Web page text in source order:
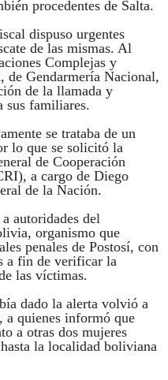
procedentes de Salta.
dispuso urgentes
de las mismas. Al
Complejas y
de Gendarmería Nacional,
de la llamada y
sus familiares.
se trataba de un
lo que se solicitó la
de Cooperación
a cargo de Diego
de la Nación.
autoridades del
organismo que
penales de Postosí, con
a fin de verificar la
las víctimas.
dado la alerta volvió a
a quienes informó que
a otras dos mujeres
la localidad boliviana